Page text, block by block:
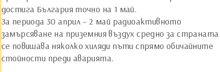
достига България точно на 1 май.
За периода 30 април – 2 май радиоактивното
замърсяване на приземния въздух средно за страната
се повишава няколко хиляди пъти спрямо обичайните
стойности преди аварията.